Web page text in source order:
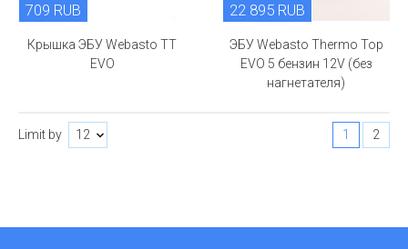
709 RUB
Крышка ЭБУ Webasto TT
EVO
22 895 RUB
ЭБУ Webasto Thermo Top
EVO 5 бензин 12V (без
нагнетателя)
Limit by 1 2